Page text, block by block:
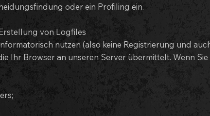
oder ein Profiling ein.
von Logfiles
nutzen (also keine Registrierung und
Ihr Browser an unseren Server übermittelt. Wenn